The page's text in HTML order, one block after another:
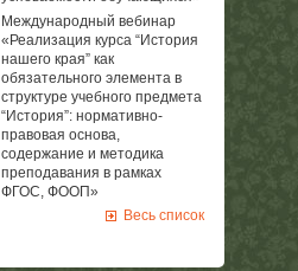
Международный вебинар
«Реализация курса “История
нашего края” как
обязательного элемента в
структуре учебного предмета
“История”: нормативно-
правовая основа,
содержание и методика
преподавания в рамках
ФГОС, ФООП»
Весь список